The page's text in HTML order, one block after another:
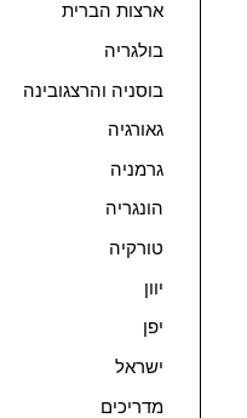
ארצות הברית
בולגריה
בוסניה והרצגובינה
גאורגיה
גרמניה
הונגריה
טורקיה
יוון
יפן
ישראל
מדריכים